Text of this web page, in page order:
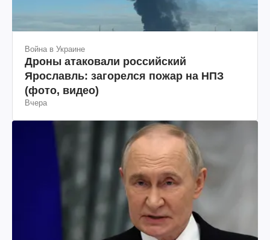
Война в Украине
Дроны атаковали российский
Ярославль: загорелся пожар на НПЗ
(фото, видео)